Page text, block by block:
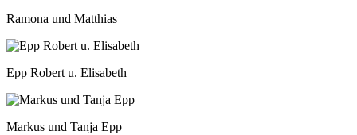
Ramona und Matthias
Epp Robert u. Elisabeth
Markus und Tanja Epp